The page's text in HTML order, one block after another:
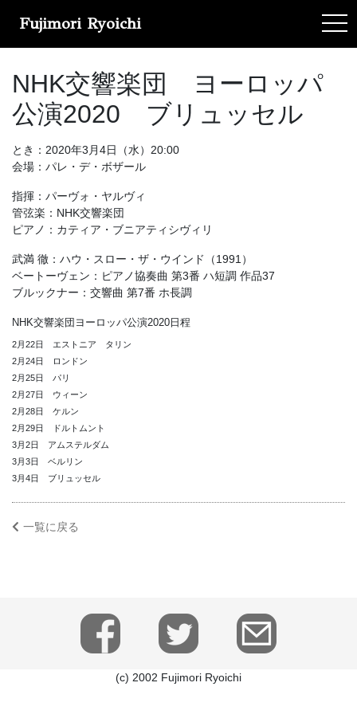
Fujimori Ryoichi
NHK交響楽団 ヨーロッパ
公演2020 ブリュッセル
とき：2020年3月4日（水）20:00
会場：パレ・デ・ボザール
指揮：パーヴォ・ヤルヴィ
管弦楽：NHK交響楽団
ピアノ：カティア・ブニアティシヴィリ
武満 徹：ハウ・スロー・ザ・ウインド（1991）
ベートーヴェン：ピアノ協奏曲 第3番 ハ短調 作品37
ブルックナー：交響曲 第7番 ホ長調
NHK交響楽団ヨーロッパ公演2020日程
2月22日 エストニア タリン
2月24日 ロンドン
2月25日 パリ
2月27日 ウィーン
2月28日 ケルン
2月29日 ドルトムント
3月2日 アムステルダム
3月3日 ベルリン
3月4日 ブリュッセル
一覧に戻る
(c) 2002 Fujimori Ryoichi